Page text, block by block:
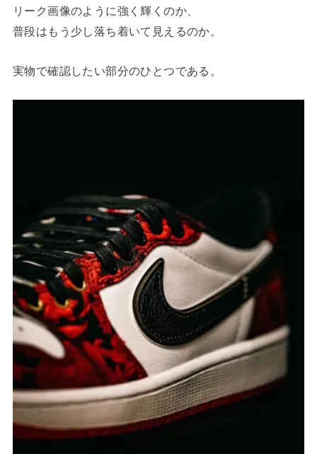
リーク画像のように強く輝くのか、
普段はもう少し落ち着いて見えるのか。
実物で確認したい部分のひとつである。